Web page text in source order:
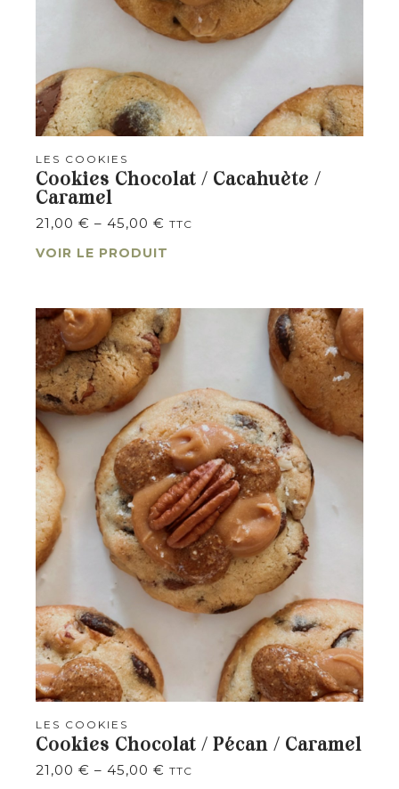
LES COOKIES
Cookies Chocolat / Cacahuète /
Caramel
21,00 € – 45,00 € TTC
VOIR LE PRODUIT
LES COOKIES
Cookies Chocolat / Pécan / Caramel
21,00 € – 45,00 € TTC